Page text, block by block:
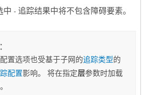
中 - 追踪结果中将不包含障碍要素。
置选项也受基于子网的追踪类型的
配置影响。 将在指定层参数时加载